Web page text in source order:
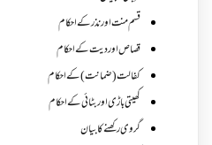
قسم منت اور نذر کے احکام
قصاص اور دیت کے احکام
کفالت (ضمانت) کے احکام
کھیتی باڑی اور بٹائی کے احکام
گروی رکھنے کا بیان